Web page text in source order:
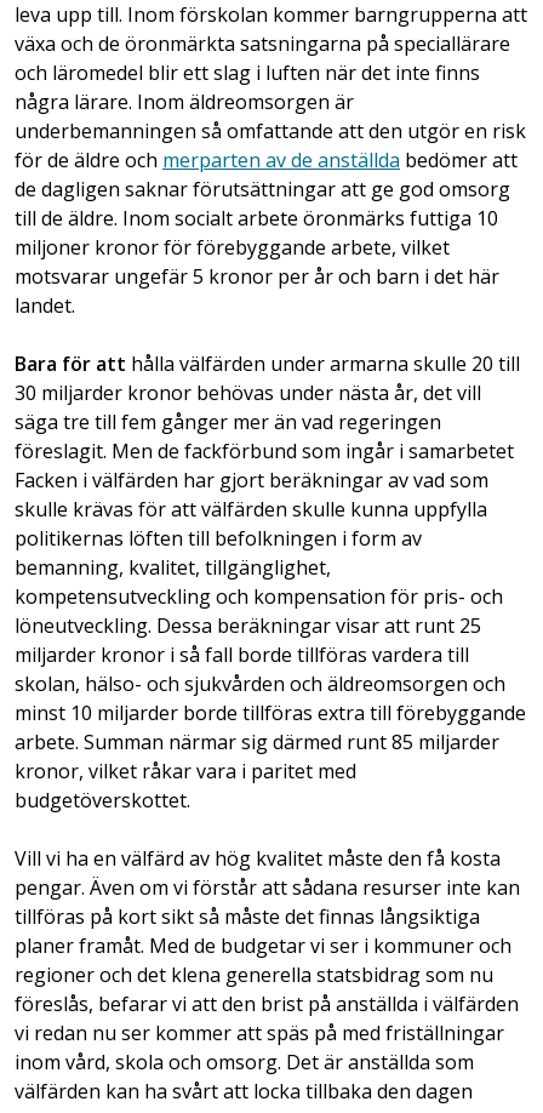
leva upp till. Inom förskolan kommer barngrupperna att
växa och de öronmärkta satsningarna på speciallärare
och läromedel blir ett slag i luften när det inte finns
några lärare. Inom äldreomsorgen är
underbemanningen så omfattande att den utgör en risk
för de äldre och merparten av de anställda bedömer att
de dagligen saknar förutsättningar att ge god omsorg
till de äldre. Inom socialt arbete öronmärks futtiga 10
miljoner kronor för förebyggande arbete, vilket
motsvarar ungefär 5 kronor per år och barn i det här
landet.
Bara för att hålla välfärden under armarna skulle 20 till
30 miljarder kronor behövas under nästa år, det vill
säga tre till fem gånger mer än vad regeringen
föreslagit. Men de fackförbund som ingår i samarbetet
Facken i välfärden har gjort beräkningar av vad som
skulle krävas för att välfärden skulle kunna uppfylla
politikernas löften till befolkningen i form av
bemanning, kvalitet, tillgänglighet,
kompetensutveckling och kompensation för pris- och
löneutveckling. Dessa beräkningar visar att runt 25
miljarder kronor i så fall borde tillföras vardera till
skolan, hälso- och sjukvården och äldreomsorgen och
minst 10 miljarder borde tillföras extra till förebyggande
arbete. Summan närmar sig därmed runt 85 miljarder
kronor, vilket råkar vara i paritet med
budgetöverskottet.
Vill vi ha en välfärd av hög kvalitet måste den få kosta
pengar. Även om vi förstår att sådana resurser inte kan
tillföras på kort sikt så måste det finnas långsiktiga
planer framåt. Med de budgetar vi ser i kommuner och
regioner och det klena generella statsbidrag som nu
föreslås, befarar vi att den brist på anställda i välfärden
vi redan nu ser kommer att späs på med friställningar
inom vård, skola och omsorg. Det är anställda som
välfärden kan ha svårt att locka tillbaka den dagen